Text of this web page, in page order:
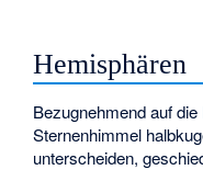
Hemisphären
Bezugnehmend auf die
Sternenhimmel
unterscheiden,